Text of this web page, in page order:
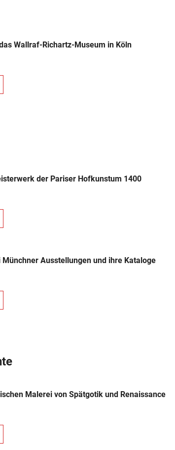
Wallraf-Richartz-Museum in Köln
der Pariser Hofkunstum 1400
Ausstellungen und ihre Kataloge
Malerei von Spätgotik und Renaissance